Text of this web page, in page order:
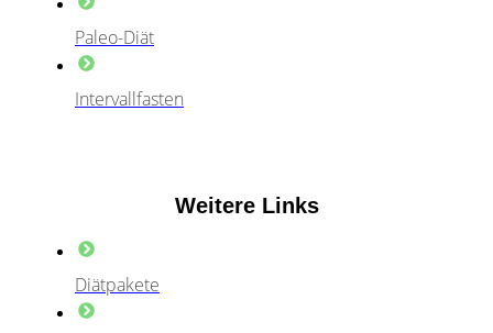
Paleo-Diät
Intervallfasten
Weitere Links
Diätpakete